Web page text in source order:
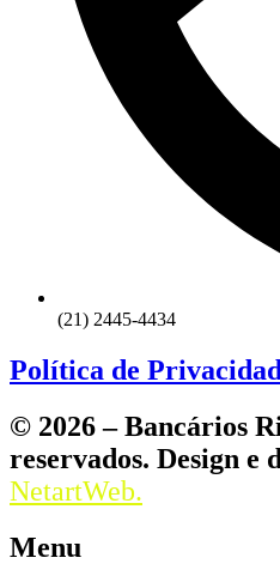
(21) 2445-4434
Política de
© 2026 – Bancários
reservados. Design e
NetartWeb.
Menu